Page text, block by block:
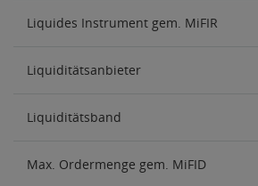
Liquides Instrument gem. MiFIR
Liquiditätsanbieter
Liquiditätsband
Max. Ordermenge gem. MiFID